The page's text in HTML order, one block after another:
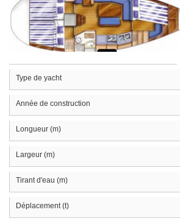
Type de yacht
Année de construction
Longueur (m)
Largeur (m)
Tirant d'eau (m)
Déplacement (t)